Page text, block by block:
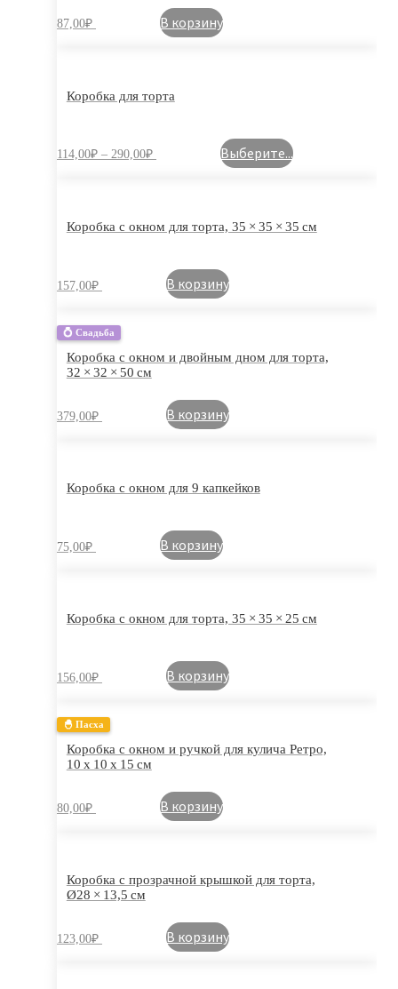
87,00₽ В корзину
Коробка для торта
114,00₽ – 290,00₽ Выберите...
Коробка с окном для торта, 35 × 35 × 35 см
157,00₽ В корзину
💍 Свадьба
Коробка с окном и двойным дном для торта,
32 × 32 × 50 см
379,00₽ В корзину
Коробка с окном для 9 капкейков
75,00₽ В корзину
Коробка с окном для торта, 35 × 35 × 25 см
156,00₽ В корзину
🐣 Пасха
Коробка с окном и ручкой для кулича Ретро,
10 х 10 х 15 см
80,00₽ В корзину
Коробка с прозрачной крышкой для торта,
Ø28 × 13,5 см
123,00₽ В корзину